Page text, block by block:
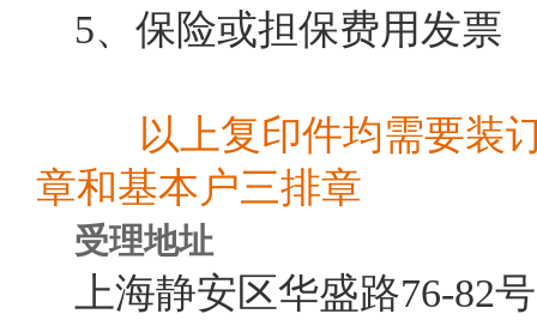
5、保险或担保费用发票
以上复印件均需要装订
章和基本户三排章
受理地址
上海静安区华盛路76-82